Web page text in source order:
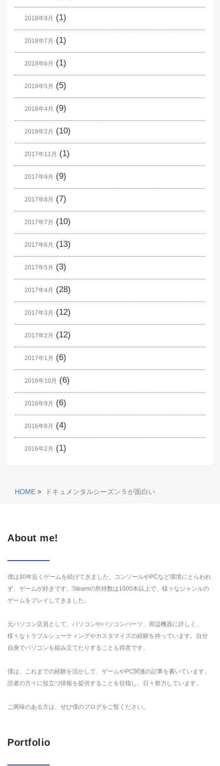
2018年9月 (1)
2018年7月 (1)
2018年6月 (1)
2018年5月 (5)
2018年4月 (9)
2018年2月 (10)
2017年11月 (1)
2017年9月 (9)
2017年8月 (7)
2017年7月 (10)
2017年6月 (13)
2017年5月 (3)
2017年4月 (28)
2017年3月 (12)
2017年2月 (12)
2017年1月 (6)
2016年10月 (6)
2016年9月 (6)
2016年8月 (4)
2016年2月 (1)
HOME > ドキュメンタルシーズン５が面白い
About me!
僕は30年近くゲームを続けてきました。コンソールやPCなど環境にとらわれ
ず、ゲームが好きです。Steamの所持数は1000本以上で、様々なジャンルの
ゲームをプレイしてきました。
元パソコン店員として、パソコンやパソコンパーツ、周辺機器に詳しく、
様々なトラブルシューティングやカスタマイズの経験を持っています。自分
自身でパソコンを組み立てたりすることも得意です。
僕は、これまでの経験を活かして、ゲームやPC関連の記事を書いています。
読者の方々に役立つ情報を提供することを目指し、日々努力しています。
ご興味のある方は、ぜひ僕のブログをご覧ください。
Portfolio